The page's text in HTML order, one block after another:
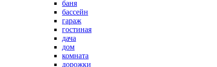
баня
бассейн
гараж
гостиная
дача
дом
комната
дорожки